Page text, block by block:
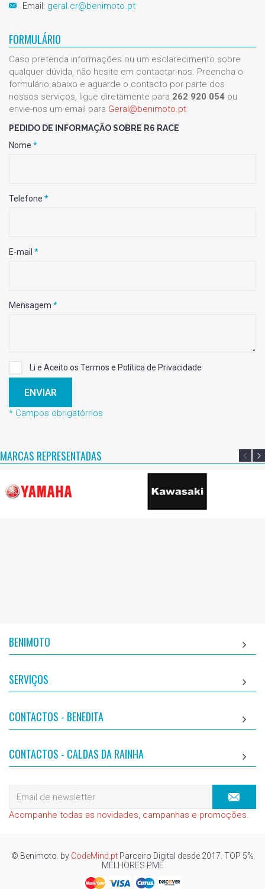
Email: geral.cr@benimoto.pt
FORMULÁRIO
Caso pretenda informações ou um esclarecimento sobre
qualquer dúvida, não hesite em contactar-nos. Preencha o
formulário abaixo e aguarde o contacto por parte dos
nossos serviços, ligue diretamente para 262 920 054 ou
envie-nos um email para Geral@benimoto.pt
PEDIDO DE INFORMAÇÃO SOBRE R6 RACE
Nome *
Telefone *
E-mail *
Mensagem *
Li e Aceito os Termos e Política de Privacidade
ENVIAR
* Campos obrigatórrios
MARCAS REPRESENTADAS
BENIMOTO
SERVIÇOS
CONTACTOS - BENEDITA
CONTACTOS - CALDAS DA RAINHA
Acompanhe todas as novidades, campanhas e promoções.
© Benimoto. by CodeMind.pt Parceiro Digital desde 2017. TOP 5%
MELHORES PME